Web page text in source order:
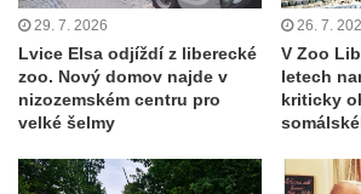
29. 7. 2026
Lvice Elsa odjíždí z liberecké
zoo. Nový domov najde v
nizozemském centru pro
velké šelmy
26. 7.
V Zoo
letech
kriticky